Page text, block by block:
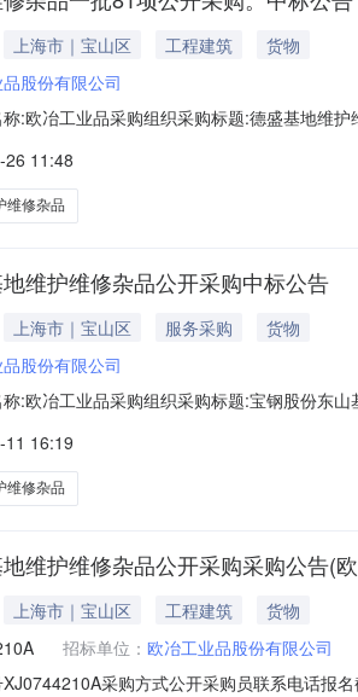
上海市｜宝山区 工程建筑
货物
股份有限公司
:欧冶工业品采购组织采购标题:德盛基地维
11:48
维修杂品
维护维修杂品公开采购中标公告
上海市｜宝山区 服务采购
货物
股份有限公司
:欧冶工业品采购组织采购标题:宝钢股份东
16:19
维修杂品
维护维修杂品公开采购采购公告(
上海市｜宝山区 工程建筑
货物
招标单位： 欧冶工业品股份有限公司
采购方式公开采购员联系电话报